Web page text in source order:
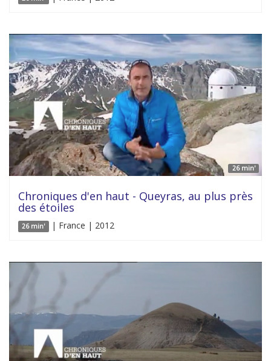
26 min'
Chroniques d'en haut - Queyras, au plus près
des étoiles
26 min' | France | 2012